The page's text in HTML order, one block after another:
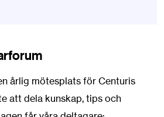
årlig mötesplats för Centuris
att dela kunskap, tips och